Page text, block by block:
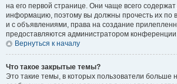
на его первой странице. Они чаще всего
информацию, поэтому вы должны прочесть их по
и с объявлениями, права на создание
предоставляются администратором
Вернуться к началу
Что такое закрытые темы?
Это такие темы, в которых пользователи больше